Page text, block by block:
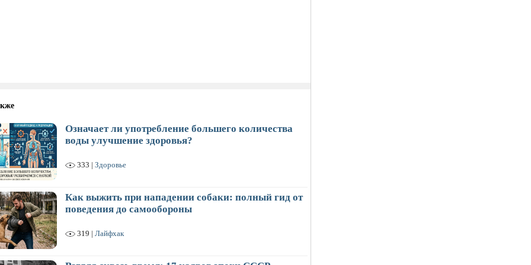
Означает ли употребление большего количества
воды улучшение здоровья?
333 | Здоровье
Как выжить при нападении собаки: полный гид от
поведения до самообороны
319 | Лайфхак